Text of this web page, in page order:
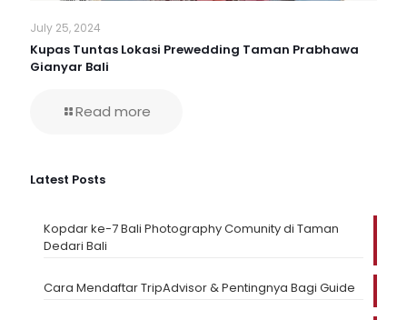
July 25, 2024
Kupas Tuntas Lokasi Prewedding Taman Prabhawa
Gianyar Bali
Read more
Latest Posts
Kopdar ke-7 Bali Photography Comunity di Taman
Dedari Bali
Cara Mendaftar TripAdvisor & Pentingnya Bagi Guide